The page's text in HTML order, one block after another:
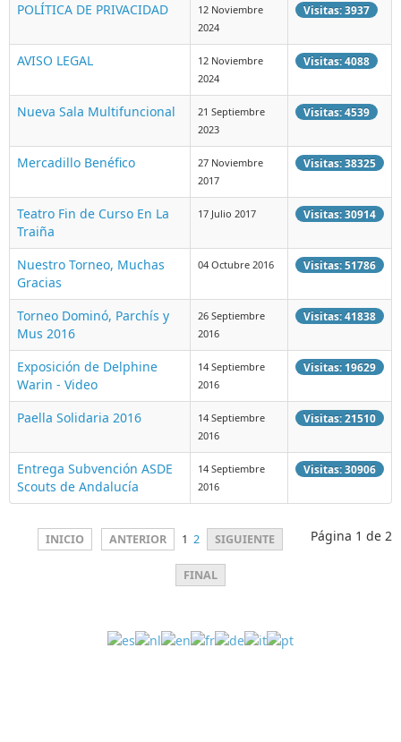
POLÍTICA DE PRIVACIDAD
12 Noviembre
2024
Visitas: 3937
AVISO LEGAL
12 Noviembre
2024
Visitas: 4088
Nueva Sala Multifuncional
21 Septiembre
2023
Visitas: 4539
Mercadillo Benéfico
27 Noviembre
2017
Visitas: 38325
Teatro Fin de Curso En La
Traiña
17 Julio 2017 Visitas: 30914
Nuestro Torneo, Muchas
Gracias
04 Octubre 2016 Visitas: 51786
Torneo Dominó, Parchís y
Mus 2016
26 Septiembre
2016
Visitas: 41838
Exposición de Delphine
Warin - Video
14 Septiembre
2016
Visitas: 19629
Paella Solidaria 2016
14 Septiembre
2016
Visitas: 21510
Entrega Subvención ASDE
Scouts de Andalucía
14 Septiembre
2016
Visitas: 30906
Página 1 de 2
INICIO ANTERIOR 1 2 SIGUIENTE
FINAL